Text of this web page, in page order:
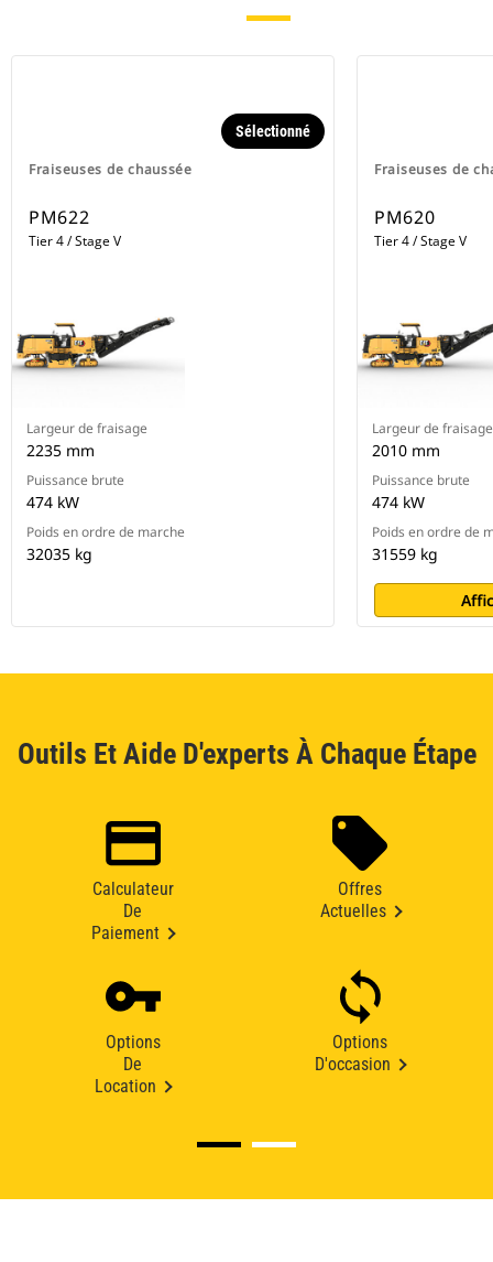
Fraiseuses de chaussée
Sélectionné
PM622
Tier 4 / Stage V
Largeur de fraisage
2235 mm
Puissance brute
474 kW
Poids en ordre de marche
32035 kg
Fraiseuses de
PM620
Tier 4 / Stage V
Largeur de fraisage
2010 mm
Puissance brute
474 kW
Poids en ordre de
31559 kg
Outils Et Aide D'experts À Chaque Étape
Calculateur
De
Paiement
Offres
Actuelles
Options
De
Location
Options
D'occasion